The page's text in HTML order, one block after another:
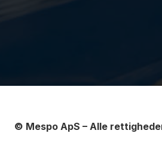
© Mespo ApS – Alle